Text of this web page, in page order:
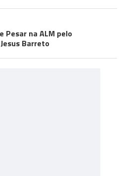
Pesar na ALM pelo
Barreto